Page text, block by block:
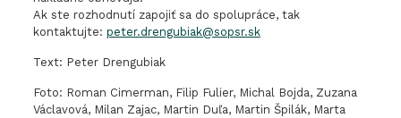
Ak ste rozhodnutí zapojiť sa do spolupráce, tak
kontaktujte: peter.drengubiak@sopsr.sk
Text: Peter Drengubiak
Foto: Roman Cimerman, Filip Fulier, Michal Bojda, Zuzana
Václavová, Milan Zajac, Martin Duľa, Martin Špilák, Marta